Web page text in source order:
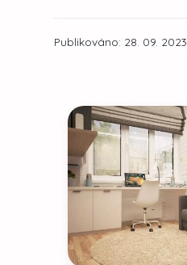
Publikováno: 28. 09. 2023